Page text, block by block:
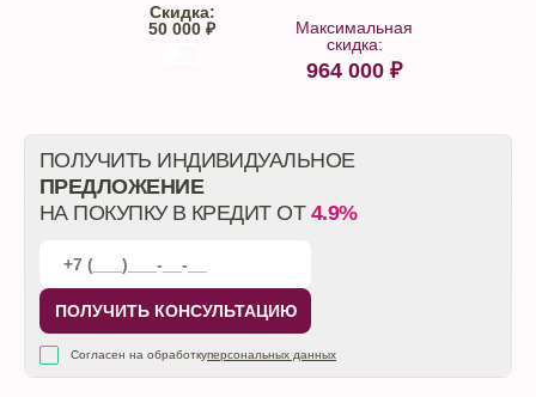
Скидка:
50 000 ₽
Максимальная
скидка:
964 000 ₽
ПОЛУЧИТЬ ИНДИВИДУАЛЬНОЕ
ПРЕДЛОЖЕНИЕ
НА ПОКУПКУ В КРЕДИТ ОТ 4.9%
ПОЛУЧИТЬ КОНСУЛЬТАЦИЮ
Согласен на обработкуперсональных данных